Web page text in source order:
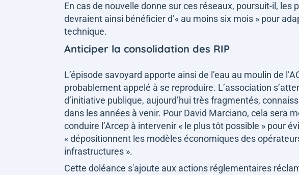
En cas de nouvelle donne sur ces réseaux, poursuit-il,
devraient ainsi bénéficier d’« au moins six mois » pour
technique.
Anticiper la consolidation des RIP
L’épisode savoyard apporte ainsi de l’eau au moulin de
probablement appelé à se reproduire. L’association
d’initiative publique, aujourd’hui très fragmentés,
dans les années à venir. Pour David Marciano, cela sera
conduire l’Arcep à intervenir « le plus tôt possible » pour
« dépositionnent les modèles économiques des
infrastructures ».
Cette doléance s'ajoute aux actions réglementaires